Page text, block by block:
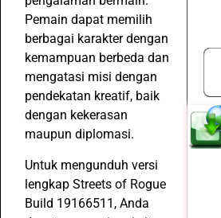
Pemain dapat memilih
berbagai karakter dengan
kemampuan berbeda dan
mengatasi misi dengan
pendekatan kreatif, baik
dengan kekerasan
maupun diplomasi.
Untuk mengunduh versi
lengkap Streets of Rogue
Build 19166511, Anda